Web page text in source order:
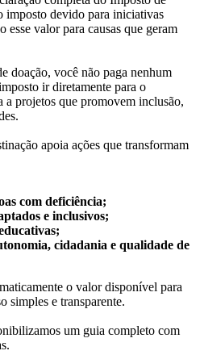
imposto devido para iniciativas
esse valor para causas que geram
doação, você não paga nenhum
ir diretamente para o
a projetos que promovem inclusão,
apoia ações que transformam
com deficiência;
e inclusivos;
cidadania e qualidade de
o valor disponível para
simples e transparente.
um guia completo com